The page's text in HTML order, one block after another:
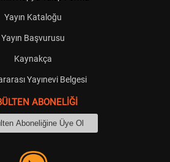
Yayın Kataloğu
Yayın Başvurusu
Kaynakça
Yayınevi Belgesi
ABONELİĞİ